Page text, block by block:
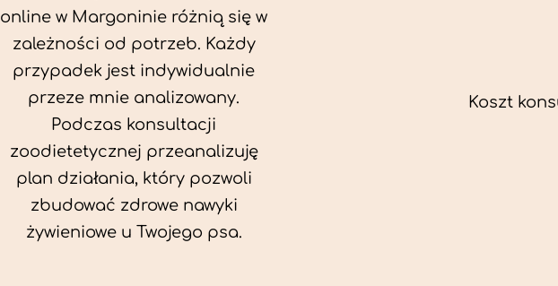
online w Margoninie różnią się w
zależności od potrzeb. Każdy
przypadek jest indywidualnie
przeze mnie analizowany.
Podczas konsultacji
zoodietetycznej przeanalizuję
plan działania, który pozwoli
zbudować zdrowe nawyki
żywieniowe u Twojego psa.
Koszt